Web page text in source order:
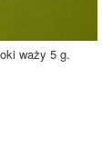
waży 5 g.